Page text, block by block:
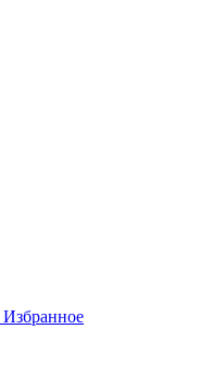
Избранное